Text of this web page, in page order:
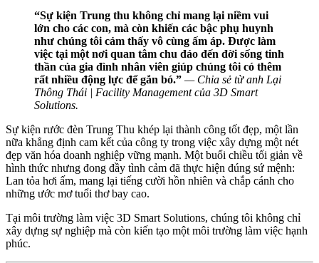
“Sự kiện Trung thu không chỉ mang lại niềm vui
lớn cho các con, mà còn khiến các bậc phụ huynh
như chúng tôi cảm thấy vô cùng ấm áp. Được làm
việc tại một nơi quan tâm chu đáo đến đời sống tinh
thần của gia đình nhân viên giúp chúng tôi có thêm
rất nhiều động lực để gắn bó.” — Chia sẻ từ anh Lại
Thông Thái | Facility Management của 3D Smart
Solutions.
Sự kiện rước đèn Trung Thu khép lại thành công tốt đẹp, một lần
nữa khẳng định cam kết của công ty trong việc xây dựng một nét
đẹp văn hóa doanh nghiệp vững mạnh. Một buổi chiều tối giản về
hình thức nhưng đong đầy tình cảm đã thực hiện đúng sứ mệnh:
Lan tỏa hơi ấm, mang lại tiếng cười hồn nhiên và chắp cánh cho
những ước mơ tuổi thơ bay cao.
Tại môi trường làm việc 3D Smart Solutions, chúng tôi không chỉ
xây dựng sự nghiệp mà còn kiến tạo một môi trường làm việc hạnh
phúc.